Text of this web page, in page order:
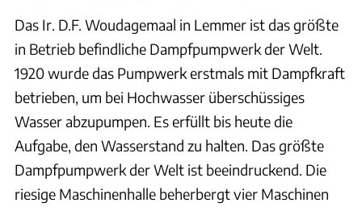
Das Ir. D.F. Woudagemaal in Lemmer ist das größte
in Betrieb befindliche Dampfpumpwerk der Welt.
1920 wurde das Pumpwerk erstmals mit Dampfkraft
betrieben, um bei Hochwasser überschüssiges
Wasser abzupumpen. Es erfüllt bis heute die
Aufgabe, den Wasserstand zu halten. Das größte
Dampfpumpwerk der Welt ist beeindruckend. Die
riesige Maschinenhalle beherbergt vier Maschinen